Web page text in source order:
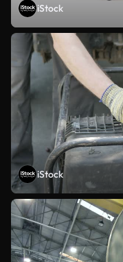
iStock
iStock